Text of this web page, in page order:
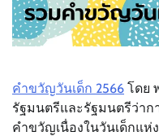
คำขวัญวันเด็ก 2566 โดย
รัฐมนตรีและรัฐมนตรีว่าก
คำขวัญเนื่องในวันเด็กแห่